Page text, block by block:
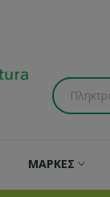
ΜΑΡΚΕΣ